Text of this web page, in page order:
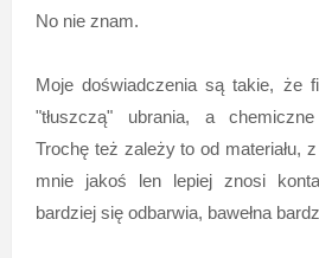
No nie znam.
Moje doświadczenia są takie, że
"tłuszczą" ubrania, a chemiczne
Trochę też zależy to od materiału,
mnie jakoś len lepiej znosi
bardziej się odbarwia, bawełna